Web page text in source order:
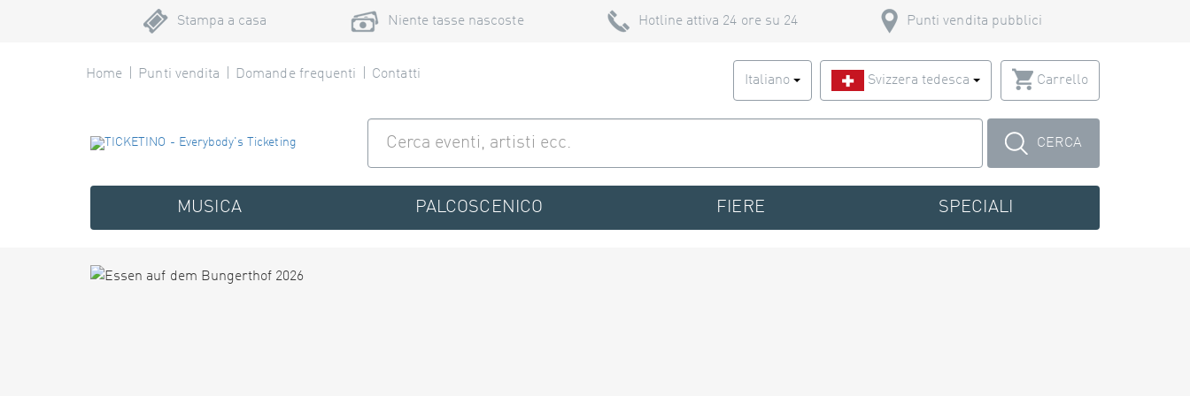
Stampa a casa Niente tasse nascoste Hotline attiva 24 ore su 24 Punti vendita pubblici
Home Punti vendita Domande frequenti Contatti Italiano Svizzera tedesca Carrello
CERCA
MUSICA PALCOSCENICO FIERE SPECIALI